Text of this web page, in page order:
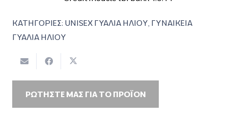
ΚΑΤΗΓΟΡΙΕΣ: UNISEX ΓΥΑΛΙΑ ΗΛΙΟΥ, ΓΥΝΑΙΚΕΙΑ
ΓΥΑΛΙΑ ΗΛΙΟΥ
ΡΩΤΗΣΤΕ ΜΑΣ ΓΙΑ ΤΟ ΠΡΟΪΟΝ